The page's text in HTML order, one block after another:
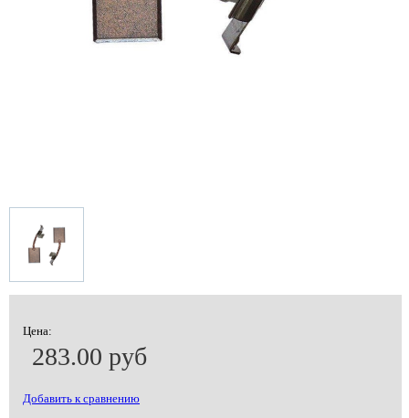
Цена:
283.00 руб
Добавить к сравнению